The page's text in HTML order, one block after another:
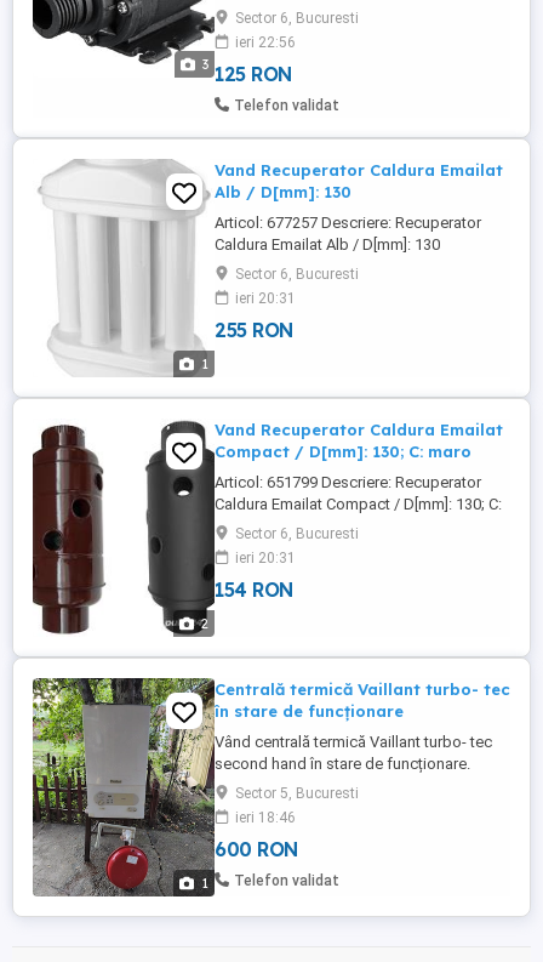
3
acvarii, fântâni arteziene, cascade
decorative, pompa de circulație în
instalații de încălzire, pompa de avarie
pentru centrale termice pe lemne, pompa
de circulație în instalații solare alimentate
Sector 6, Bucuresti
ieri 22:56
125 RON
Telefon validat
1
Vand Recuperator Caldura Emailat
Alb / D[mm]: 130
Articol: 677257 Descriere: Recuperator
Caldura Emailat Alb / D[mm]: 130
Caracteristici D[mm] - Diametru: 130 Date
Logistice Tip Ambalaj: Cutie Ambalare
Cantitate: 1/1 BUC Dimensiune: 35x13x35
cm/BUC Masă: 2,71 kg/BUC SITE WEB:
Sector 6, Bucuresti
ieri 20:31
255 RON
2
Vand Recuperator Caldura Emailat
Compact / D[mm]: 130; C: maro
Articol: 651799 Descriere: Recuperator
Caldura Emailat Compact / D[mm]: 130; C:
maro Caracteristici D[mm] - Diametru: 130
C - Culoare: maro Date Logistice Tip
Ambalaj: Foliat Ambalare Cantitate: 1/1
BUC Dimensiune: 20x20x54 cm/BUC
Sector 6, Bucuresti
ieri 20:31
154 RON
1
Centrală termică Vaillant turbo- tec
în stare de funcționare
Vând centrală termică Vaillant turbo- tec
second hand în stare de funcționare.
Poate fi folosită ca atare în exploatare sau
pentru piese.
Sector 5, Bucuresti
ieri 18:46
600 RON
Telefon validat